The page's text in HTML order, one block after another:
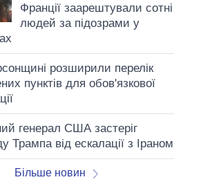
Франції заарештували сотні
людей за підозрами у
розширили перелік
пунктів для обов'язкової
генерал США застеріг
Трампа від ескалації з Іраном
Більше новин